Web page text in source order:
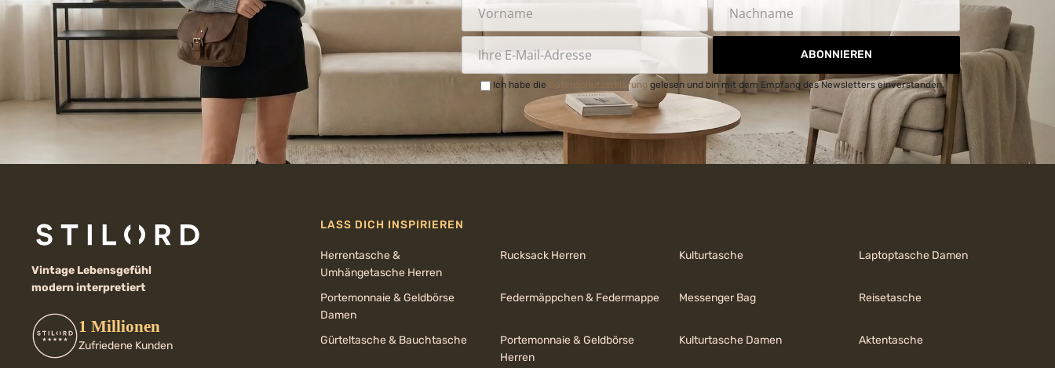
ABONNIEREN
Ich habe die Datenschutzerklärung gelesen und bin mit dem Empfang des Newsletters einverstanden.
Vintage Lebensgefühl
modern interpretiert
1 Millionen
Zufriedene Kunden
LASS DICH INSPIRIEREN
Herrentasche &
Umhängetasche Herren
Rucksack Herren Kulturtasche Laptoptasche Damen
Portemonnaie & Geldbörse
Damen
Federmäppchen & Federmappe Messenger Bag Reisetasche
Gürteltasche & Bauchtasche
Portemonnaie & Geldbörse
Herren
Kulturtasche Damen Aktentasche